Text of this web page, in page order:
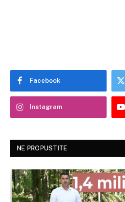
Facebook
Instagram
NE PROPUSTITE